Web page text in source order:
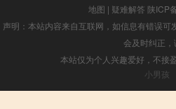
地图 | 疑难解答 陕ICP
声明：本站内容来自互联网，如信息有错误
会及时纠正，
本站仅为个人兴趣爱好，不接
小男孩